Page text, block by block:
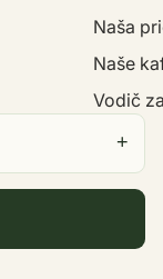
Naša
Naše
Vodič
+